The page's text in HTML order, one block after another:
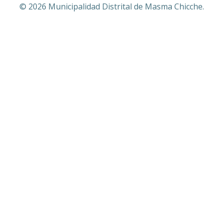
© 2026 Municipalidad Distrital de Masma Chicche.